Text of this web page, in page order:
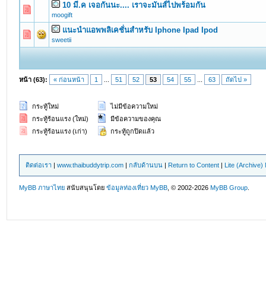
10 มี.ค เจอกันนะ.... เราจะมันส์ไปพร้อมกัน
moogift
0 Vote(s) - 0 out of 5 in Average
1234 5
แนะนำแอพพลิเคชั่นสำหรับ Iphone Ipad Ipod
sweetii
0 Vote(s) - 0 out of 5 in Average
12345
หน้า (63): « ก่อนหน้า 1 51 52 53 54 55 63 ถัดไป »
กระทู้ใหม่
กระทู้ร้อนแรง (ใหม่)
กระทู้ร้อนแรง (เก่า)
ไม่มีข้อความใหม่
มีข้อความของคุณ
กระทู้ถูกปิดแล้ว
ติดต่อเรา |www.thaibuddytrip.com |กลับด้านบน | Return to Content | Lite (Archive)
MyBB ภาษาไทย สนับสนุนโดยข้อมูลท่องเที่ยว MyBB , © 2002-2026MyBB Group